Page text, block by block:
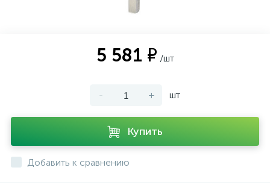
5 581 ₽ /шт
- + шт
Купить
Добавить к сравнению